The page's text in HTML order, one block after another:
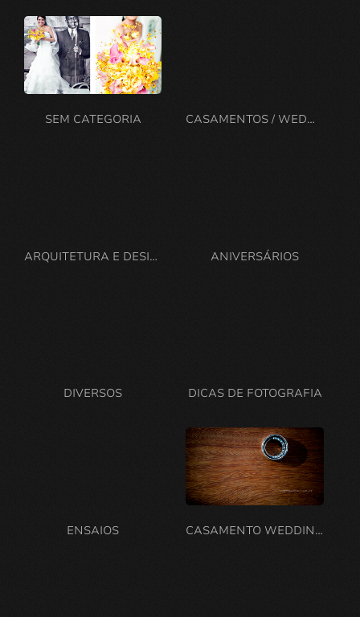
SEM CATEGORIA CASAMENTOS / WEDDING
ARQUITETURA E DESIGN ANIVERSÁRIOS
DIVERSOS DICAS DE FOTOGRAFIA
ENSAIOS CASAMENTO WEDDING CASAL DUPLA FELICIDADE UNIAO